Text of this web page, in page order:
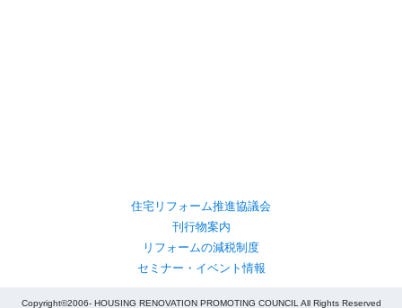
住宅リフォーム推進協議会
刊行物案内
リフォームの減税制度
セミナー・イベント情報
Copyright©2006- HOUSING RENOVATION PROMOTING COUNCIL All Rights Reserved